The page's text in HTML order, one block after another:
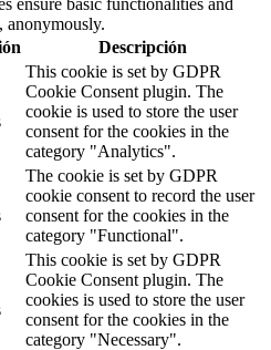
anonymously.
Descripción
This cookie is set by GDPR
Cookie Consent plugin. The
cookie is used to store the user
consent for the cookies in the
category "Analytics".
The cookie is set by GDPR
cookie consent to record the user
consent for the cookies in the
category "Functional".
This cookie is set by GDPR
Cookie Consent plugin. The
cookies is used to store the user
consent for the cookies in the
category "Necessary".